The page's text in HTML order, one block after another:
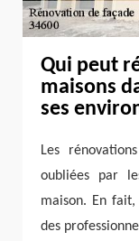
Qui peut
maisons
ses
Les
oubliées par
maison. En
des